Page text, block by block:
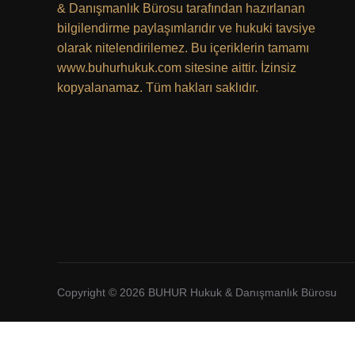
& Danışmanlık Bürosu tarafından hazırlanan
bilgilendirme paylaşımlarıdır ve hukuki tavsiye
olarak nitelendirilemez. Bu içeriklerin tamamı
www.buhurhukuk.com sitesine aittir. İzinsiz
kopyalanamaz. Tüm hakları saklıdır.
Copyright © 2026 BUHUR Hukuk & Danışmanlık Bürosu